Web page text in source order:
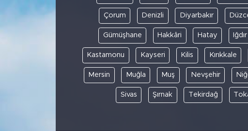
Çorum Denizli Diyarbakır
Gümüşhane Hakkâri Hatay Iğdır
Kastamonu Kayseri Kilis Kırıkkale
Mersin Muğla Muş Nevşehir
Sivas Şırnak Tekirdağ